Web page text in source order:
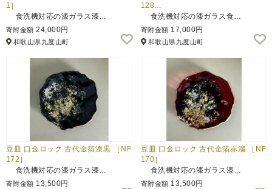
1］
食洗機対応の漆ガラス漆…
寄附金額 24,000円
和歌山県九度山町
128…
食洗機対応の漆ガラス食…
寄附金額 17,000円
和歌山県九度山町
豆皿 口金ロック 古代金箔漆黒 ［NF
172］
食洗機対応の漆ガラス漆…
寄附金額 13,500円
豆皿 口金ロック 古代金箔赤溜 ［NF
170］
食洗機対応の漆ガラス漆…
寄附金額 13,500円